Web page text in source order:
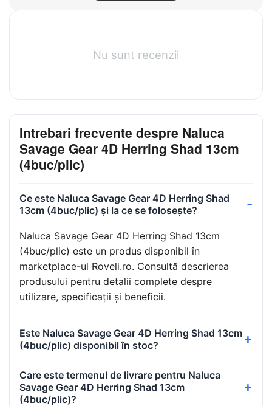
Nu sunt recenzii
Intrebari frecvente despre Naluca
Savage Gear 4D Herring Shad 13cm
(4buc/plic)
Ce este Naluca Savage Gear 4D Herring Shad
13cm (4buc/plic) și la ce se folosește?
Naluca Savage Gear 4D Herring Shad 13cm
(4buc/plic) este un produs disponibil în
marketplace-ul Roveli.ro. Consultă descrierea
produsului pentru detalii complete despre
utilizare, specificații și beneficii.
Este Naluca Savage Gear 4D Herring Shad 13cm
(4buc/plic) disponibil în stoc?
Care este termenul de livrare pentru Naluca
Savage Gear 4D Herring Shad 13cm
(4buc/plic)?